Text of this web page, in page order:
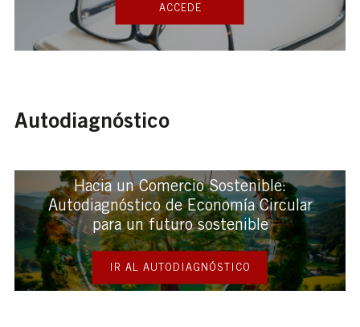
ACCEDE
Autodiagnóstico
Hacia un Comercio Sostenible:
Autodiagnóstico de Economía Circular
para un futuro sostenible
IR AL AUTODIAGNÓSTICO